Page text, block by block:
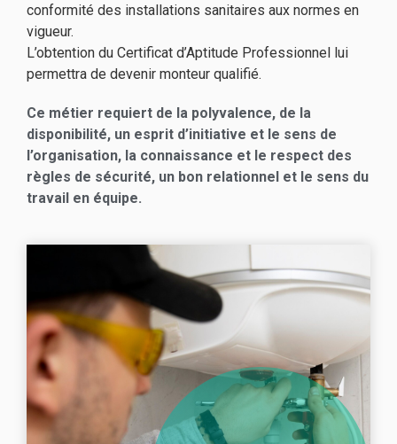
conformité des installations sanitaires aux normes en
vigueur.
L’obtention du Certificat d’Aptitude Professionnel lui
permettra de devenir monteur qualifié.
Ce métier requiert de la polyvalence, de la
disponibilité, un esprit d’initiative et le sens de
l’organisation, la connaissance et le respect des
règles de sécurité, un bon relationnel et le sens du
travail en équipe.